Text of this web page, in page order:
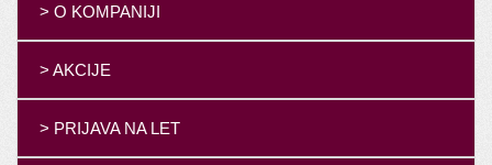
> O KOMPANIJI
> AKCIJE
> PRIJAVA NA LET